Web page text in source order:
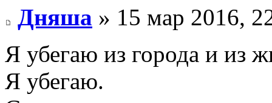
Дняша » 15 мар 2016,
Я убегаю из города и из
Я убегаю.